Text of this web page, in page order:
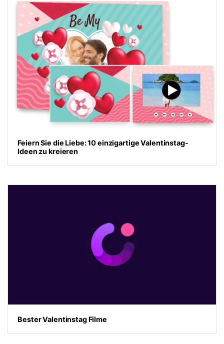
Feiern Sie die Liebe: 10 einzigartige Valentinstag-
Ideen zu kreieren
Bester Valentinstag Filme